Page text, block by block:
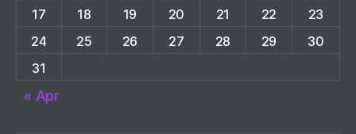
17
18 19 20 21 22
23
24
25 26 27 28 29
30
31
« Apr